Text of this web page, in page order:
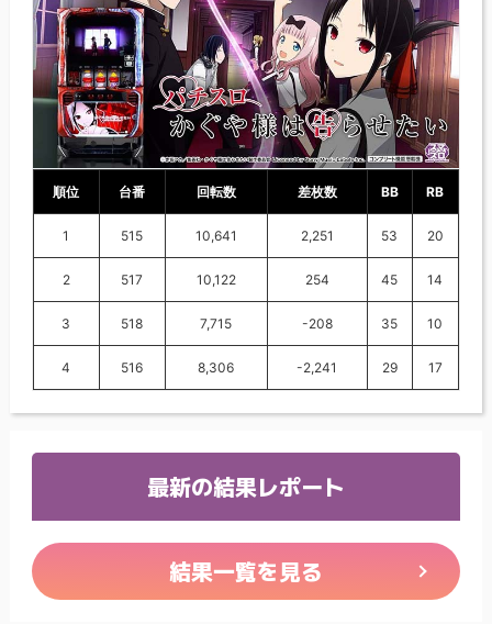
順位 台番 回転数 差枚数 BB RB
1 515 10,641 2,251 53 20
2 517 10,122 254 45 14
3 518 7,715 -208 35 10
4 516 8,306 -2,241 29 17
最新の結果レポート
結果一覧を見る